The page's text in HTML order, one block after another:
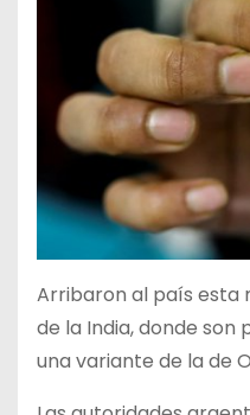
Arribaron al país esta
de la India, donde son
una variante de la de